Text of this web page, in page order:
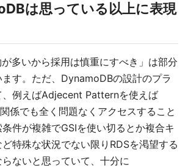
は思っている以上に表現
が多いから採用は慎重にすべき」は部分
す。ただ、DynamoDBの設計のプラ
、例えばAdjecent Patternを使えば
係でも全く問題なくアクセスすること
件が複雑でGSIを使い切るとか複合キ
特殊な状況でない限りRDSを渇望する
ないと思っていて、十分に